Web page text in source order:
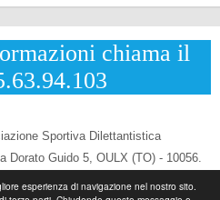
esperienza di navigazione nel nostro sito.
chiama il
Sportiva Dilettantistica
Dorato Guido 5, OULX (TO) - 10056.